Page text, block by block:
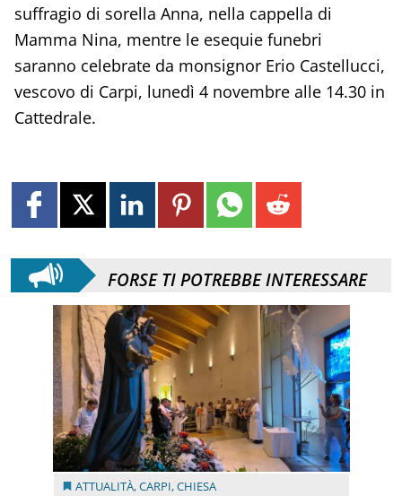
suffragio di sorella Anna, nella cappella di
Mamma Nina, mentre le esequie funebri
saranno celebrate da monsignor Erio Castellucci,
vescovo di Carpi, lunedì 4 novembre alle 14.30 in
Cattedrale.
FORSE TI POTREBBE INTERESSARE
ATTUALITÀ,CARPI,CHIESA